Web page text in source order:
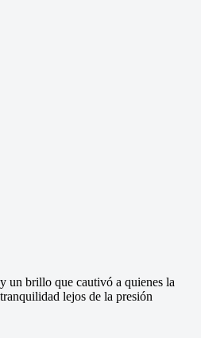
un brillo que cautivó a quienes la
lejos de la presión